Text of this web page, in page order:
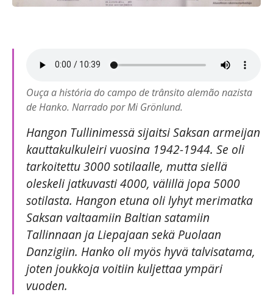
Ouça a história do campo de trânsito alemão nazista
de Hanko. Narrado por Mi Grönlund.
Hangon Tullinimessä sijaitsi Saksan armeijan
kauttakulkuleiri vuosina 1942-1944. Se oli
tarkoitettu 3000 sotilaalle, mutta siellä
oleskeli jatkuvasti 4000, välillä jopa 5000
sotilasta. Hangon etuna oli lyhyt merimatka
Saksan valtaamiin Baltian satamiin
Tallinnaan ja Liepajaan sekä Puolaan
Danzigiin. Hanko oli myös hyvä talvisatama,
joten joukkoja voitiin kuljettaa ympäri
vuoden.